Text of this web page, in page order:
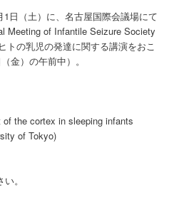
日（土）に、名古屋国際会議場にて
Meeting of Infantile Seizure Society
トの乳児の発達に関する講演をおこ
金）の午前中）。
the cortex in sleeping infants
of Tokyo)
。